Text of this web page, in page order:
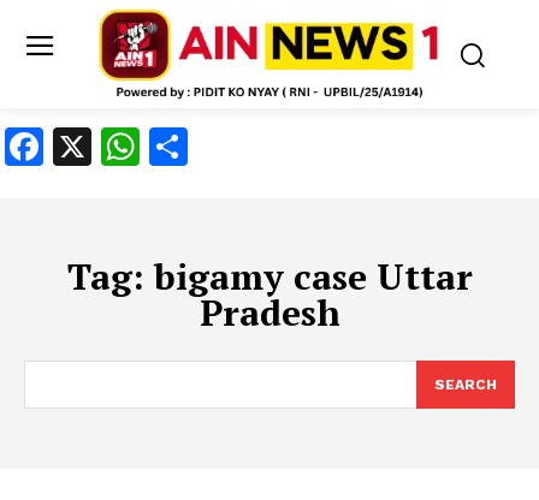
Facebook
X WhatsApp
Tag:bigamy case Uttar
Pradesh
SEARCH